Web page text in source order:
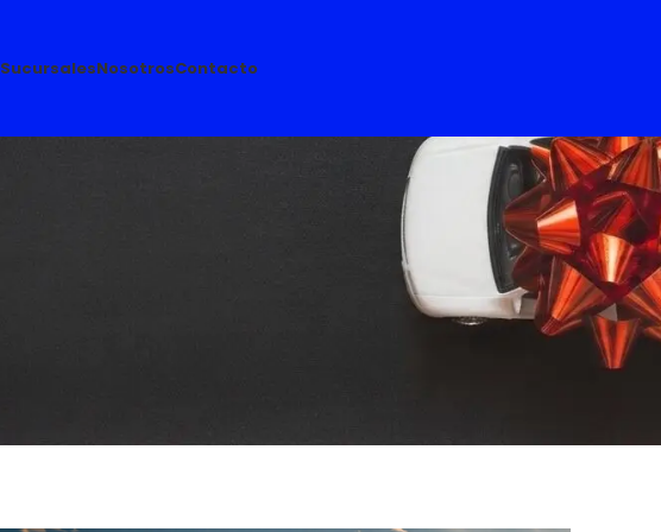
SucursalesNosotrosContacto